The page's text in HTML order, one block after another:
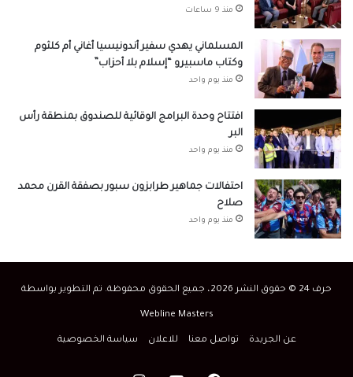
منذ 9 ساعات
المسلماني يهدي سفير أندونيسيا أغاني أم كلثوم
وكتاب ماسبيرو “إسلام بلا أحزاب”
منذ يوم واحد
افتتاح وحدة البرامج الوقائية للصندوق بمنطقة رأس
البر
منذ يوم واحد
احتفالات جماهير طرابزون سبور بصفقة القرن محمد
صلاح
منذ يوم واحد
حرف 24 © حقوق النشر 2026، جميع الحقوق محفوظة. تم التطوير بواسطة
Webline Masters
عن الجريدة تواصل معنا للاعلان سياسة الخصوصية